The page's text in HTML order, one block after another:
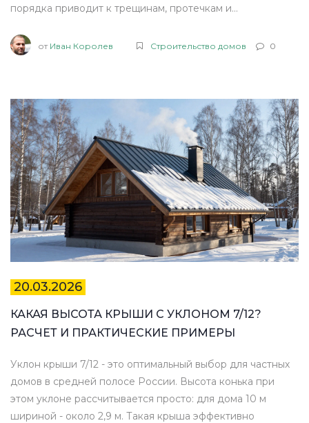
порядка приводит к трещинам, протечкам и
правильный порядок - залог долговечности дома.
от Иван Королев Строительство домов 0
20.03.2026
КАКАЯ ВЫСОТА КРЫШИ С УКЛОНОМ 7/12?
РАСЧЕТ И ПРАКТИЧЕСКИЕ ПРИМЕРЫ
Уклон крыши 7/12 - это оптимальный выбор для частных
домов в средней полосе России. Высота конька при
этом уклоне рассчитывается просто: для дома 10 м
шириной - около 2,9 м. Такая крыша эффективно